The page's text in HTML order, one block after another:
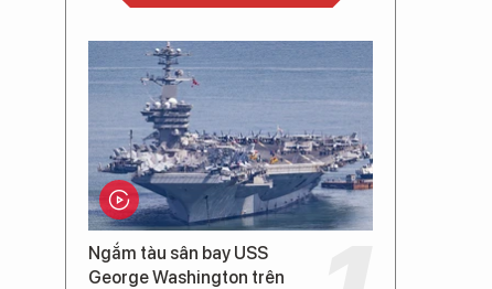
Ngắm tàu sân bay USS
George Washington trên